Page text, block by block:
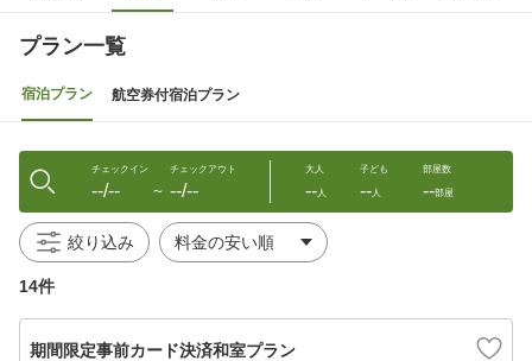
プラン一覧
宿泊プラン 航空券付宿泊プラン
チェックイン
--/-- 〜
チェックアウト
--/--
大人
--人
子ども
--人
部屋数
--部屋
絞り込み
14件
期間限定事前カード決済和室プラン